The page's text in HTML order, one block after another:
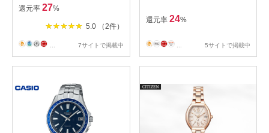
還元率 27%
5.0 （2件）
7サイトで掲載中
還元率 24%
5サイトで掲載中